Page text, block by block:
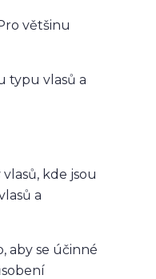
většinu
typu vlasů a
kde jsou
a
aby se účinné